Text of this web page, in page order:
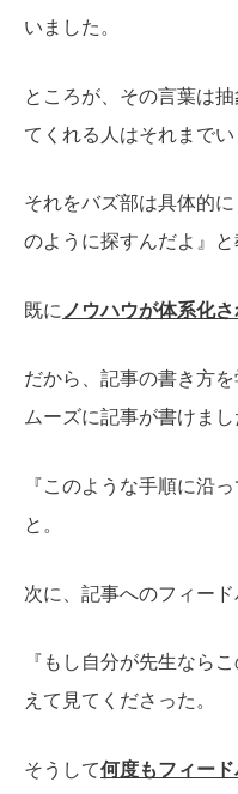
いました。
ところが、その言葉は
てくれる人はそれまでい
それをバズ部は具体的
のように探すんだよ』と
既に ノウハウが体系化
だから、記事の書き方
ムーズに記事が書けまし
『このような手順に沿
と。
次に、記事へのフィー
『もし自分が先生なら
えて見てくださった。
そうして何度もフィー